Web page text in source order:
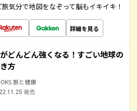
気分で地図をなぞって脳もイキイキ！
詳細を見る
どんどん強くなる！すごい地球の
方
旅と健康
発売